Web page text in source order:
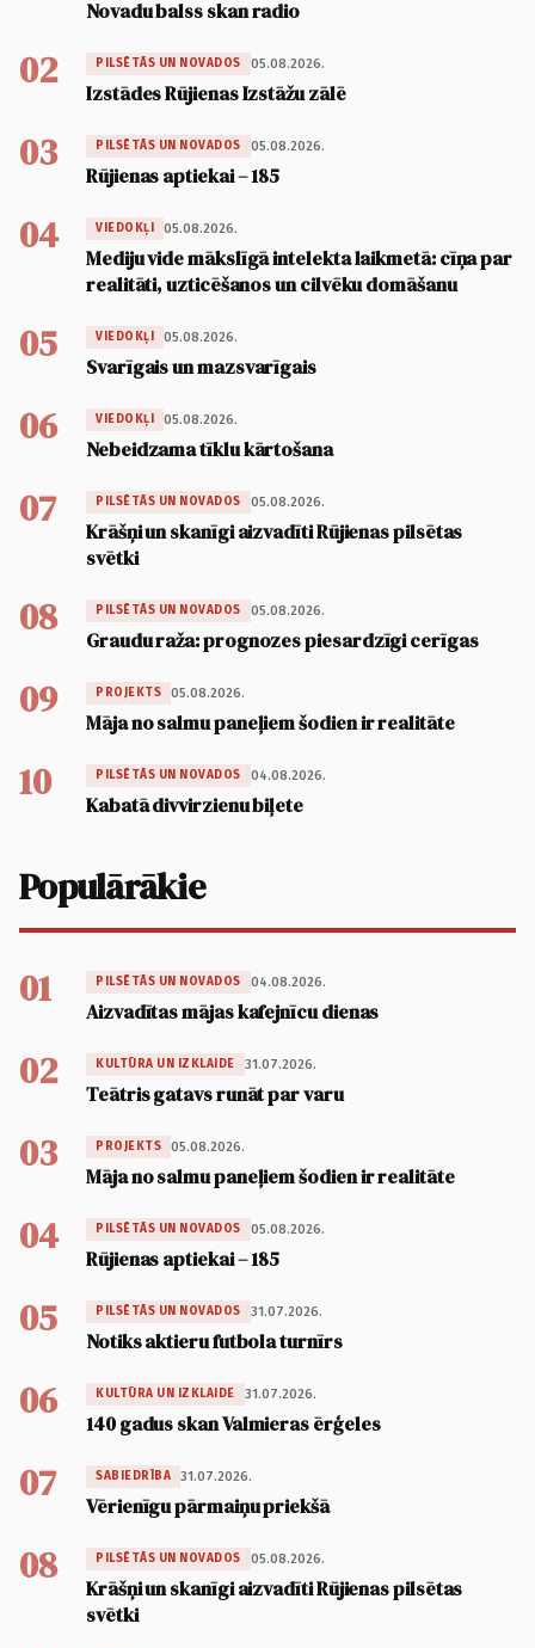
Novadu balss skan radio
02 PILSĒTĀS UN NOVADOS 05.08.2026.
Izstādes Rūjienas Izstāžu zālē
03 PILSĒTĀS UN NOVADOS 05.08.2026.
Rūjienas aptiekai – 185
04 VIEDOKĻI 05.08.2026.
Mediju vide mākslīgā intelekta laikmetā: cīņa par
realitāti, uzticēšanos un cilvēku domāšanu
05 VIEDOKĻI 05.08.2026.
Svarīgais un mazsvarīgais
06 VIEDOKĻI 05.08.2026.
Nebeidzama tīklu kārtošana
07 PILSĒTĀS UN NOVADOS 05.08.2026.
Krāšņi un skanīgi aizvadīti Rūjienas pilsētas
svētki
08 PILSĒTĀS UN NOVADOS 05.08.2026.
Graudu raža: prognozes piesardzīgi cerīgas
09 PROJEKTS 05.08.2026.
Māja no salmu paneļiem šodien ir realitāte
10 PILSĒTĀS UN NOVADOS 04.08.2026.
Kabatā divvirzienu biļete
Populārākie
01 PILSĒTĀS UN NOVADOS 04.08.2026.
Aizvadītas mājas kafejnīcu dienas
02 KULTŪRA UN IZKLAIDE 31.07.2026.
Teātris gatavs runāt par varu
03 PROJEKTS 05.08.2026.
Māja no salmu paneļiem šodien ir realitāte
04 PILSĒTĀS UN NOVADOS 05.08.2026.
Rūjienas aptiekai – 185
05 PILSĒTĀS UN NOVADOS 31.07.2026.
Notiks aktieru futbola turnīrs
06 KULTŪRA UN IZKLAIDE 31.07.2026.
140 gadus skan Valmieras ērģeles
07 SABIEDRĪBA 31.07.2026.
Vērienīgu pārmaiņu priekšā
08 PILSĒTĀS UN NOVADOS 05.08.2026.
Krāšņi un skanīgi aizvadīti Rūjienas pilsētas
svētki